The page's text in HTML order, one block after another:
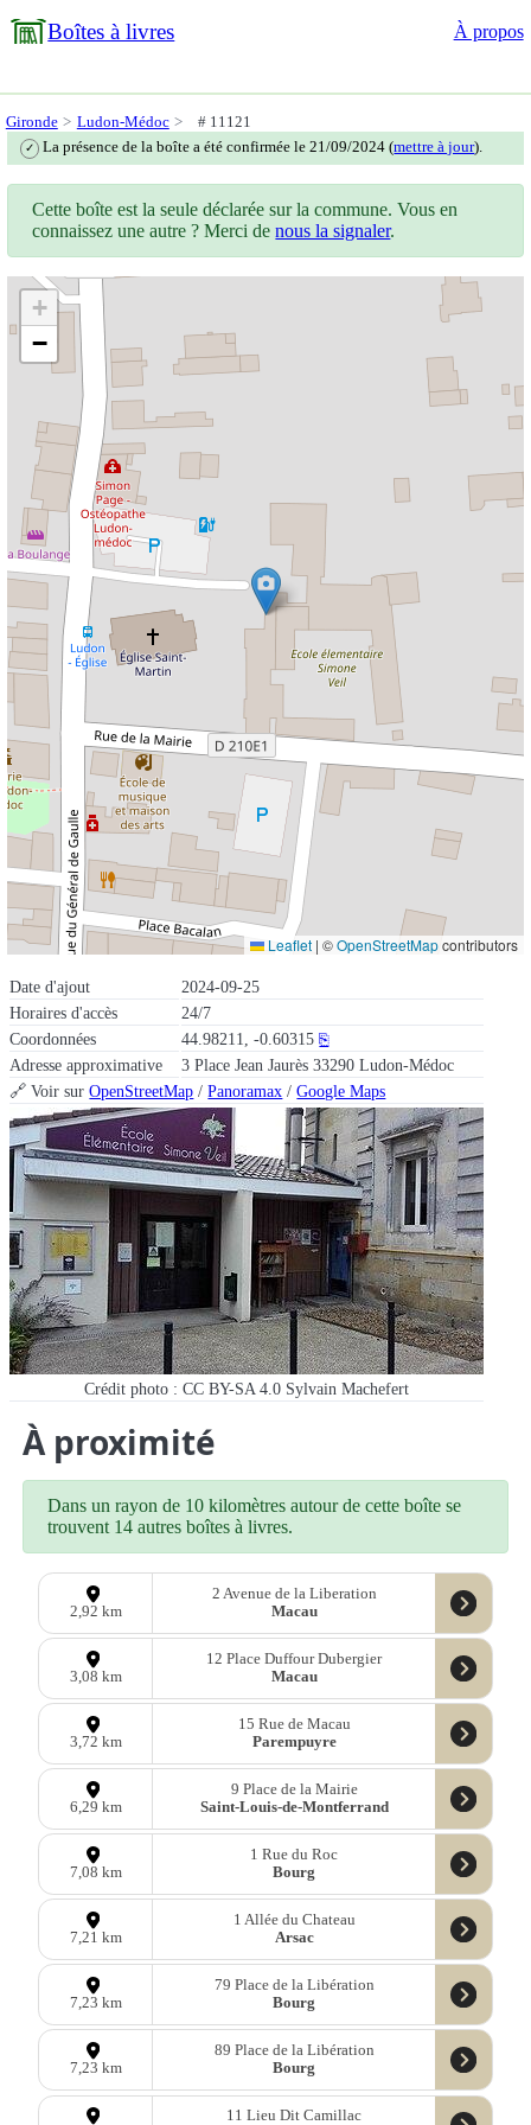
Boîtes à livres À propos
Gironde Ludon-Médoc # 11121
✓ La présence de la boîte a été confirmée le 21/09/2024 (mettre à jour).
Date d'ajout
2024-09-25
Horaires d'accès
24/7
Coordonnées
44.98211, -0.60315 ⎘
Adresse approximative
3 Place Jean Jaurès 33290 Ludon-Médoc
🔗 Voir surOpenStreetMap /Panoramax /Google Maps
Crédit photo : CC BY-SA 4.0 Sylvain Machefert
Cette boîte est la seule déclarée sur la commune. Vous en
connaissez une autre ? Merci denous la signaler.
+
−
Leaflet | ©OpenStreetMapcontributors
À proximité
Dans un rayon de 10 kilomètres autour de cette boîte se
trouvent 14 autres boîtes à livres.
2,92 km
2 Avenue de la Liberation
Macau
3,08 km
12 Place Duffour Dubergier
Macau
3,72 km
15 Rue de Macau
Parempuyre
6,29 km
9 Place de la Mairie
Saint-Louis-de-Montferrand
7,08 km
1 Rue du Roc
Bourg
7,21 km
1 Allée du Chateau
Arsac
7,23 km
79 Place de la Libération
Bourg
7,23 km
89 Place de la Libération
Bourg
11 Lieu Dit Camillac